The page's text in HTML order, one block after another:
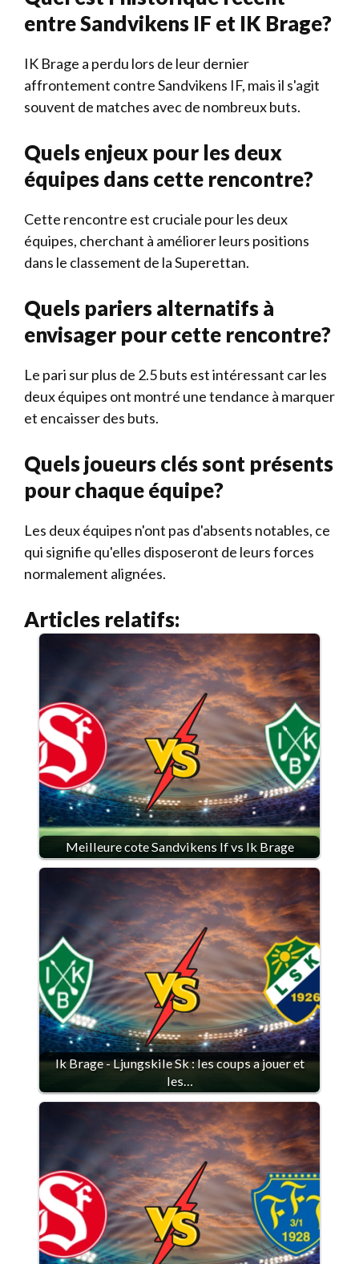
entre Sandvikens IF et IK Brage?
IK Brage a perdu lors de leur dernier
affrontement contre Sandvikens IF, mais il s'agit
souvent de matches avec de nombreux buts.
Quels enjeux pour les deux
équipes dans cette rencontre?
Cette rencontre est cruciale pour les deux
équipes, cherchant à améliorer leurs positions
dans le classement de la Superettan.
Quels pariers alternatifs à
envisager pour cette rencontre?
Le pari sur plus de 2.5 buts est intéressant car les
deux équipes ont montré une tendance à marquer
et encaisser des buts.
Quels joueurs clés sont présents
pour chaque équipe?
Les deux équipes n'ont pas d'absents notables, ce
qui signifie qu'elles disposeront de leurs forces
normalement alignées.
Articles relatifs:
Meilleure cote Sandvikens If vs Ik Brage
Ik Brage - Ljungskile Sk : les coups a jouer et
les…